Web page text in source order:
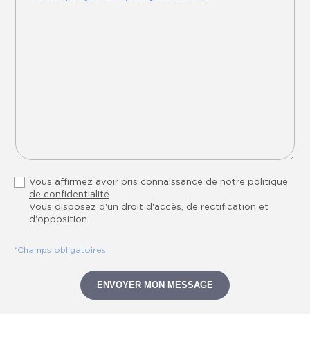
Vous affirmez avoir pris connaissance de notre politique
de confidentialité.
Vous disposez d'un droit d'accès, de rectification et
d'opposition.
*Champs obligatoires
ENVOYER MON MESSAGE